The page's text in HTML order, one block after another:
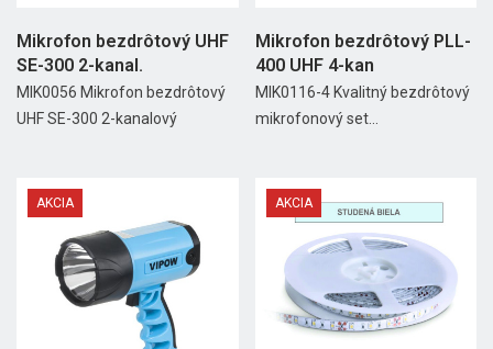
Mikrofon bezdrôtový UHF
SE-300 2-kanal.
MIK0056 Mikrofon bezdrôtový
UHF SE-300 2-kanalový
Mikrofon bezdrôtový PLL-
400 UHF 4-kan
MIK0116-4 Kvalitný bezdrôtový
mikrofonový set...
AKCIA AKCIA